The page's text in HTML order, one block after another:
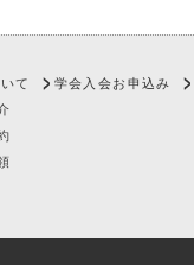
て
学会入会お申込み